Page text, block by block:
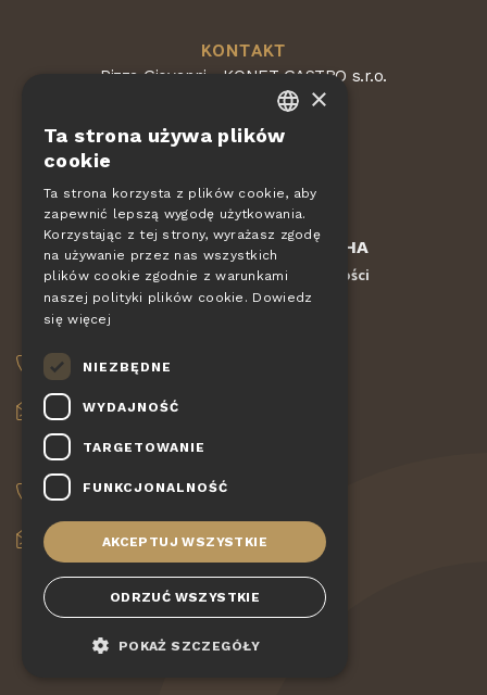
KONTAKT
Pizza Giovanni - KONET GASTRO s.r.o.
Dvorská 168
Republika Czeska
Chronione przez reCAPTCHA
Regulamin - Ochrona prywatności
+420 775 560 953
objednavky@pizzagiovanni.cz
+420 777 222 157
info@pizzagiovanni.cz
CZECH
DE
SLOVAK
×
Ta strona używa plików
cookie
Ta strona korzysta z plików cookie, aby
zapewnić lepszą wygodę użytkowania.
Korzystając z tej strony, wyrażasz zgodę
na używanie przez nas wszystkich
plików cookie zgodnie z warunkami
naszej polityki plików cookie. Dowiedz
się więcej
NIEZBĘDNE
WYDAJNOŚĆ
TARGETOWANIE
FUNKCJONALNOŚĆ
AKCEPTUJ WSZYSTKIE
ODRZUĆ WSZYSTKIE
POKAŻ SZCZEGÓŁY